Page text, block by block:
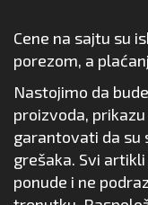
Cene na sajtu su
porezom, a
Nastojimo da
proizvoda,
garantovati da su
grešaka. Svi
ponude i ne